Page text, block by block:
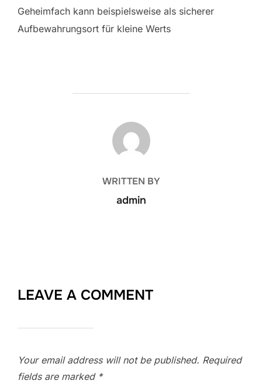
Geheimfach kann beispielsweise als sicherer
Aufbewahrungsort für kleine Werts
POST AUTHOR
WRITTEN BY
admin
LEAVE A COMMENT
Your email address will not be published. Required
fields are marked *